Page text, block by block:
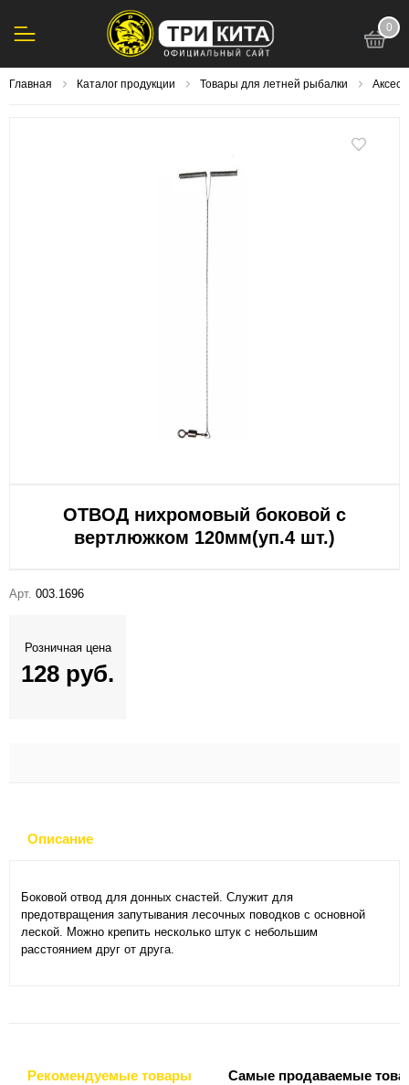
0
Главная Каталог продукции Товары для летней рыбалки
ОТВОД нихромовый боковой с
вертлюжком 120мм(уп.4 шт.)
Арт. 003.1696
Розничная цена
128 руб.
Описание
Боковой отвод для донных снастей. Служит для
предотвращения запутывания лесочных поводков с основной
леской. Можно крепить несколько штук с небольшим
расстоянием друг от друга.
Рекомендуемые товары Самые продаваемые